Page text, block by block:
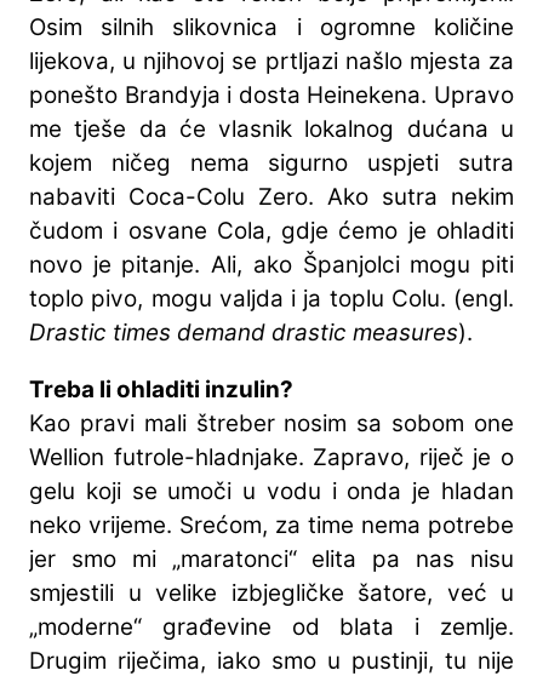
Osim silnih slikovnica i ogromne količine
lijekova, u njihovoj se prtljazi našlo mjesta za
ponešto Brandyja i dosta Heinekena. Upravo
me tješe da će vlasnik lokalnog dućana u
kojem ničeg nema sigurno uspjeti sutra
nabaviti Coca-Colu Zero. Ako sutra nekim
čudom i osvane Cola, gdje ćemo je ohladiti
novo je pitanje. Ali, ako Španjolci mogu piti
toplo pivo, mogu valjda i ja toplu Colu. (engl.
Drastic times demand drastic measures).
Treba li ohladiti inzulin?
Kao pravi mali štreber nosim sa sobom one
Wellion futrole-hladnjake. Zapravo, riječ je o
gelu koji se umoči u vodu i onda je hladan
neko vrijeme. Srećom, za time nema potrebe
jer smo mi „maratonci“ elita pa nas nisu
smjestili u velike izbjegličke šatore, već u
„moderne“ građevine od blata i zemlje.
Drugim riječima, iako smo u pustinji, tu nije